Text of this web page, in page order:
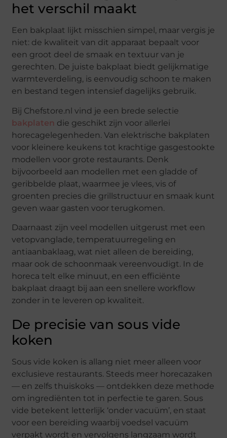
het verschil maakt
Een bakplaat lijkt misschien simpel, maar vergis je
niet: de kwaliteit van dit apparaat bepaalt voor
een groot deel de smaak en textuur van je
gerechten. De juiste bakplaat biedt gelijkmatige
warmteverdeling, is eenvoudig schoon te maken
en bestand tegen intensief dagelijks gebruik.
Bij Chefstore.nl vind je een brede selectie
bakplaten die geschikt zijn voor allerlei
horecagelegenheden. Van elektrische bakplaten
voor kleinere keukens tot krachtige gasgestookte
modellen voor grote restaurants. Denk
bijvoorbeeld aan modellen met een gladde of
geribbelde plaat, waarmee je vlees, vis of
groenten precies die grillstructuur en smaak kunt
geven waar gasten voor terugkomen.
Daarnaast zijn veel modellen uitgerust met een
vetopvanglade, temperatuurregeling en
antiaanbaklaag, wat niet alleen de bereiding,
maar ook de schoonmaak vereenvoudigt. In de
horeca telt elke minuut, en een efficiënte
bakplaat draagt bij aan een snellere workflow
zonder in te leveren op kwaliteit.
De precisie van sous vide
koken
Sous vide koken is allang niet meer alleen voor
exclusieve restaurants. Steeds meer horecazaken
— en zelfs thuiskoks — ontdekken deze methode
om ingrediënten tot in perfectie te garen. Sous
vide betekent letterlijk ‘onder vacuüm’, en staat
voor een bereiding waarbij voedsel vacuüm
verpakt wordt en vervolgens langzaam wordt